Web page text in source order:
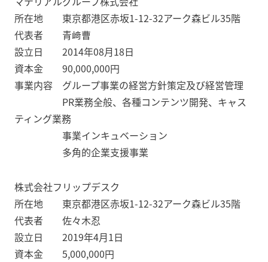
所在地 東京都港区赤坂1-12-32アーク森ビル35階
代表者 青﨑曹
設立日 2014年08月18日
資本金 90,000,000円
事業内容 グループ事業の経営方針策定及び経営管理
PR業務全般、各種コンテンツ開発、キャス
ティング業務
事業インキュベーション
多角的企業支援事業
株式会社フリップデスク
所在地 東京都港区赤坂1-12-32アーク森ビル35階
代表者 佐々木忍
設立日 2019年4月1日
資本金 5,000,000円